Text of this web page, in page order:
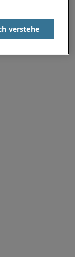
verstehe